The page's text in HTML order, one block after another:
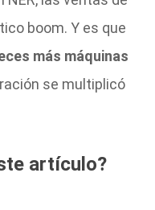
boom. Y es que
más máquinas
se multiplicó
artículo?